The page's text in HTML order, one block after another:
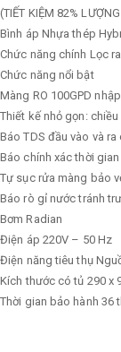
(TIẾT KIỆM 82%
Bình áp Nhựa thép
Chức năng chính Lọc
Chức năng nổi bật
Màng RO 100GPD
Thiết kế nhỏ gọn:
Báo TDS đầu vào và ra
Báo chính xác thời
Tự sục rửa màng bảo
Báo rò gỉ nước tránh
Bơm Radian
Điện áp 220V – 50 Hz
Điện năng tiêu thụ
Kích thước có tủ 290 x
Thời gian bảo hành 36